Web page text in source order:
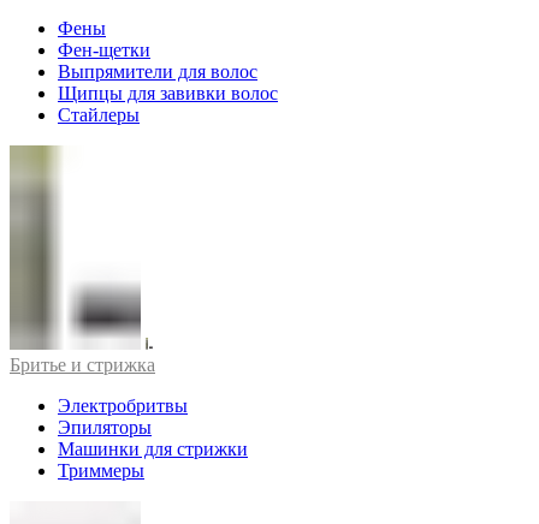
Фены
Фен-щетки
Выпрямители для волос
Щипцы для завивки волос
Стайлеры
Бритье и стрижка
Электробритвы
Эпиляторы
Машинки для стрижки
Триммеры